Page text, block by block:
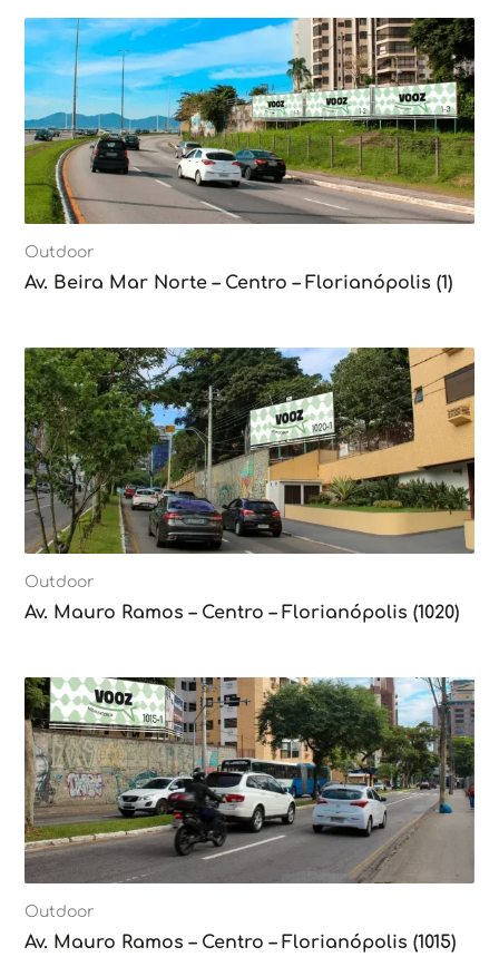
Outdoor
Av. Beira Mar Norte – Centro – Florianópolis (1)
Outdoor
Av. Mauro Ramos – Centro – Florianópolis (1020)
Outdoor
Av. Mauro Ramos – Centro – Florianópolis (1015)